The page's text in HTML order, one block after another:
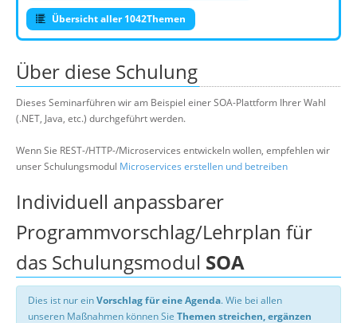
Übersicht aller 1042Themen
Über diese Schulung
Dieses Seminarführen wir am Beispiel einer SOA-Plattform Ihrer Wahl
(.NET, Java, etc.) durchgeführt werden.
Wenn Sie REST-/HTTP-/Microservices entwickeln wollen, empfehlen wir
unser Schulungsmodul Microservices erstellen und betreiben
Individuell anpassbarer
Programmvorschlag/Lehrplan für
das Schulungsmodul SOA
Dies ist nur einVorschlag für eine Agenda. Wie bei allen
unseren Maßnahmen können Sie Themen streichen, ergänzen